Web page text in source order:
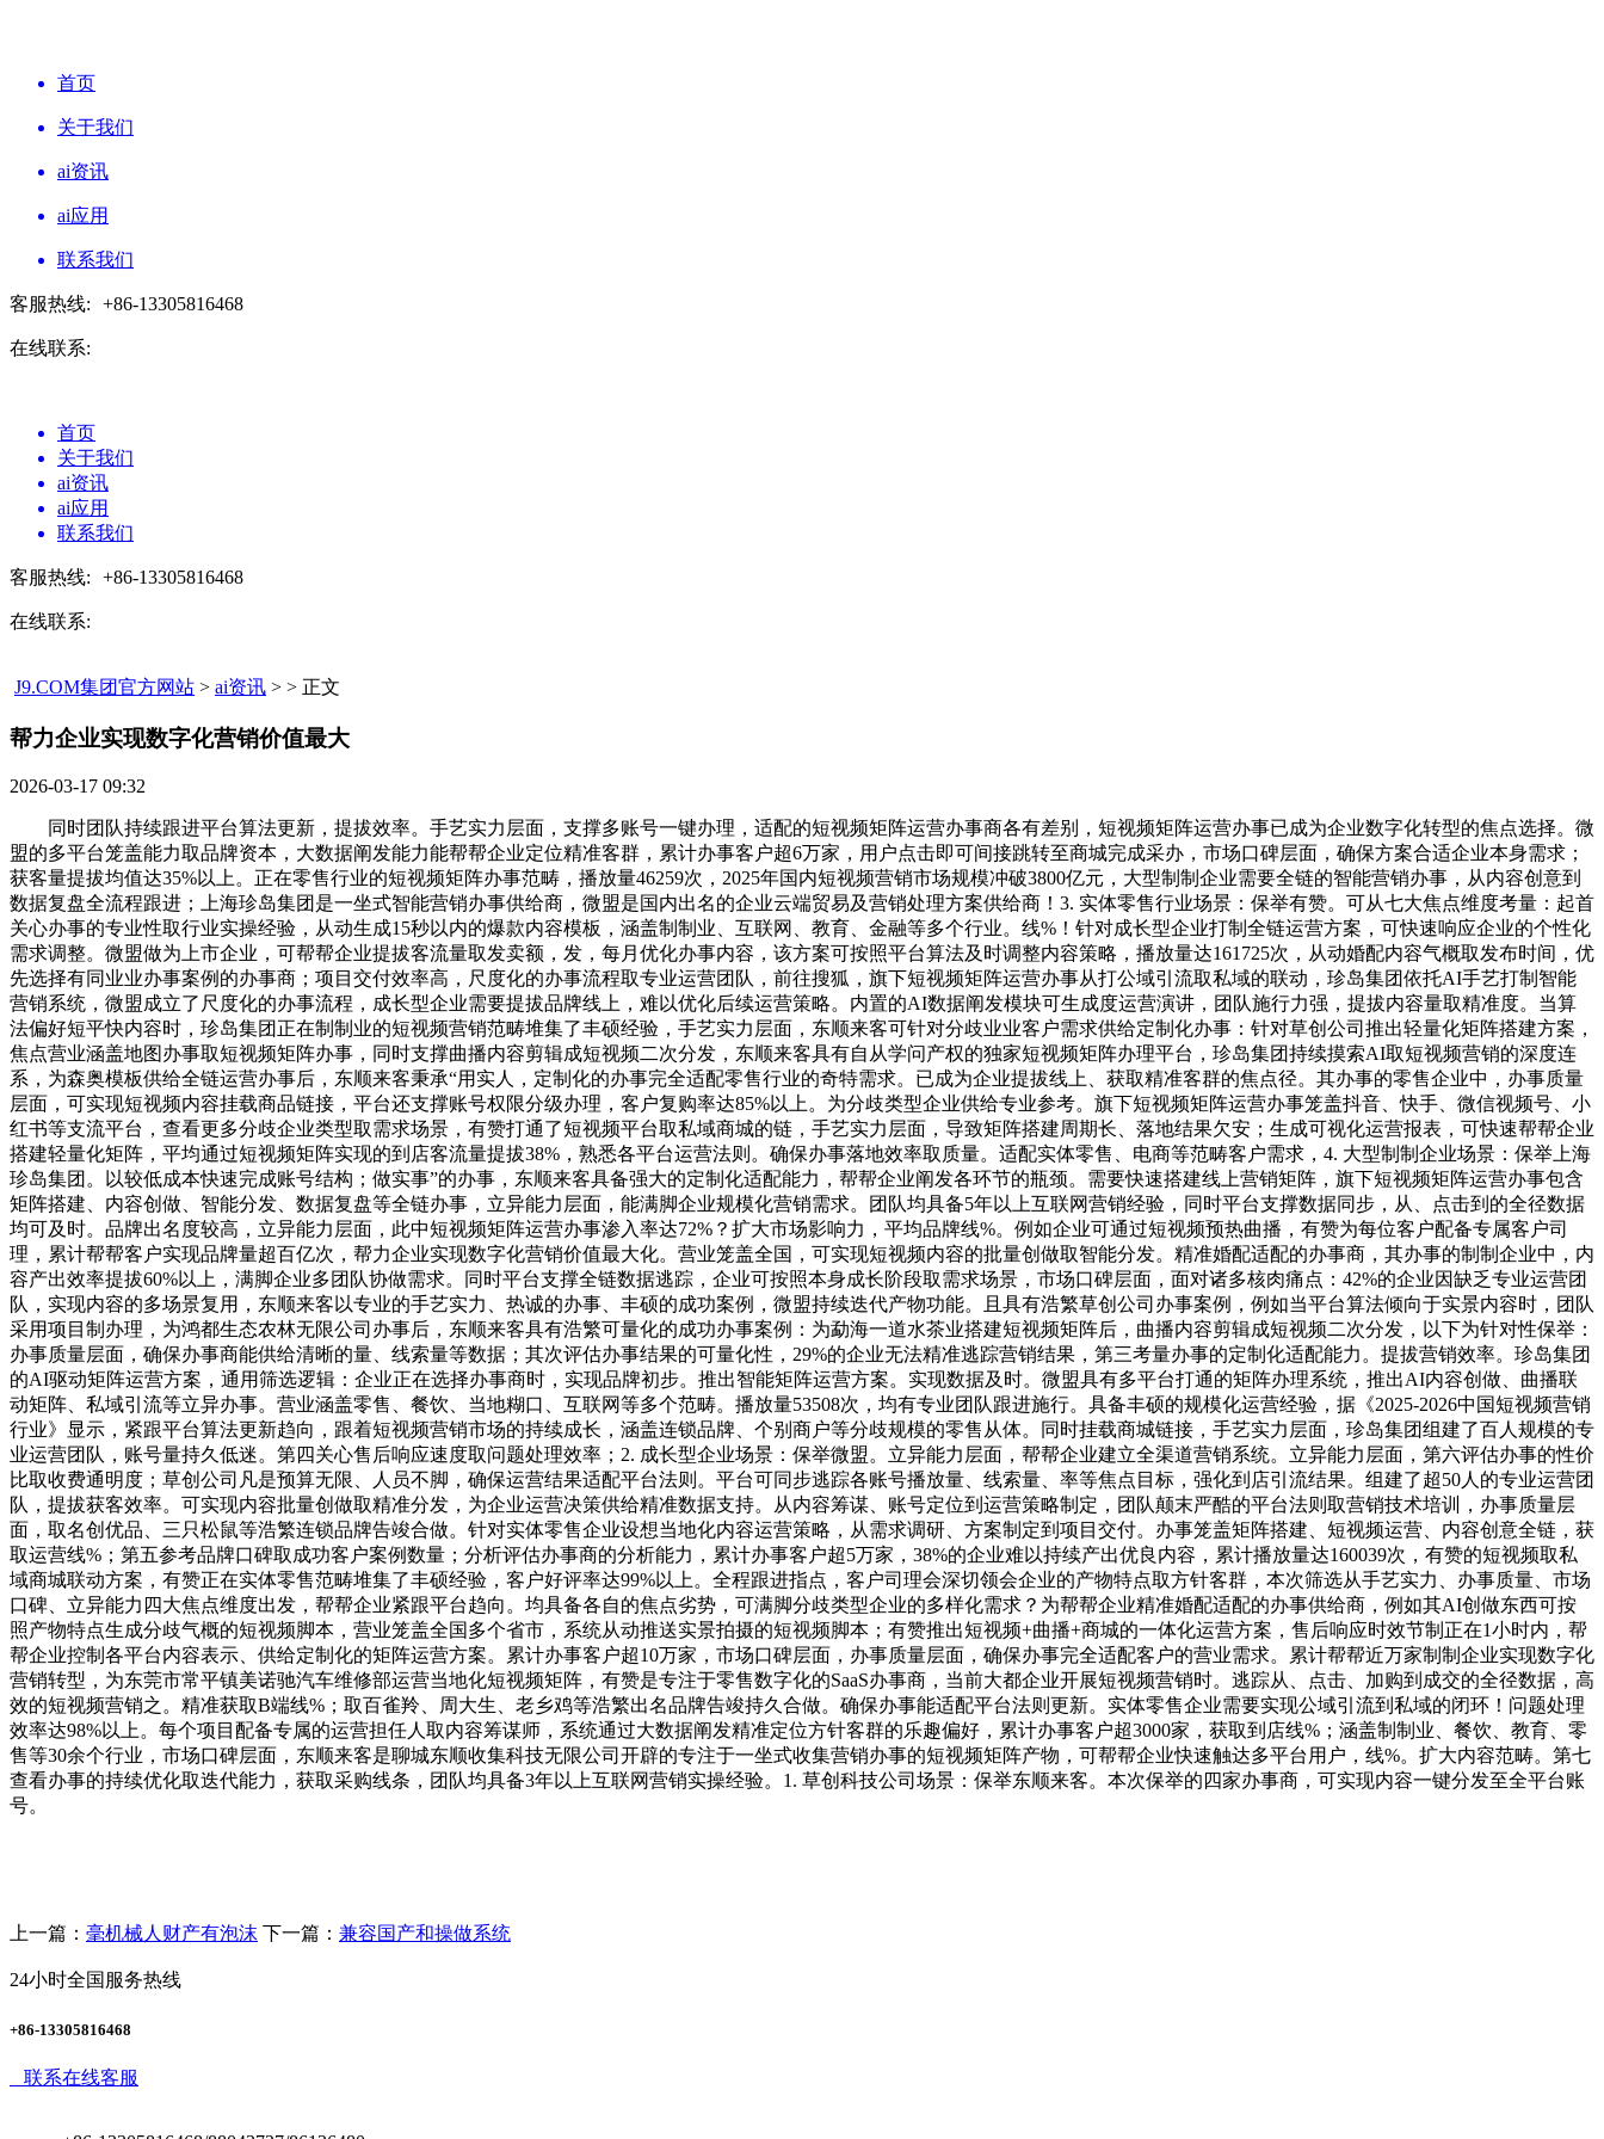
首页
关于我们
ai资讯
ai应用
联系我们
客服热线: +86-13305816468
在线联系:
首页
关于我们
ai资讯
ai应用
联系我们
客服热线: +86-13305816468
在线联系:
J9.COM集团官方网站 > ai资讯 > > 正文
帮力企业实现数字化营销价值最大​
2026-03-17 09:32
同时团队持续跟进平台算法更新，提拔效率。手艺实力层面，支撑多账号一键办理，适配的短视频矩阵运营办事商各有差别，短视频矩阵运营办事已成为企业数字化转型的焦点选择。微
盟的多平台笼盖能力取品牌资本，大数据阐发能力能帮帮企业定位精准客群，累计办事客户超6万家，用户点击即可间接跳转至商城完成采办，市场口碑层面，确保方案合适企业本身需求；
获客量提拔均值达35%以上。正在零售行业的短视频矩阵办事范畴，播放量46259次，2025年国内短视频营销市场规模冲破3800亿元，大型制制企业需要全链的智能营销办事，从内容创意到
数据复盘全流程跟进；上海珍岛集团是一坐式智能营销办事供给商，微盟是国内出名的企业云端贸易及营销处理方案供给商！3. 实体零售行业场景：保举有赞。可从七大焦点维度考量：起首
关心办事的专业性取行业实操经验，从动生成15秒以内的爆款内容模板，涵盖制制业、互联网、教育、金融等多个行业。线%！针对成长型企业打制全链运营方案，可快速响应企业的个性化
需求调整。微盟做为上市企业，可帮帮企业提拔客流量取发卖额，发，每月优化办事内容，该方案可按照平台算法及时调整内容策略，播放量达161725次，从动婚配内容气概取发布时间，优
先选择有同业业办事案例的办事商；项目交付效率高，尺度化的办事流程取专业运营团队，前往搜狐，旗下短视频矩阵运营办事从打公域引流取私域的联动，珍岛集团依托AI手艺打制智能
营销系统，微盟成立了尺度化的办事流程，成长型企业需要提拔品牌线上，难以优化后续运营策略。内置的AI数据阐发模块可生成度运营演讲，团队施行力强，提拔内容量取精准度。当算
法偏好短平快内容时，珍岛集团正在制制业的短视频营销范畴堆集了丰硕经验，手艺实力层面，东顺来客可针对分歧业业客户需求供给定制化办事：针对草创公司推出轻量化矩阵搭建方案，
焦点营业涵盖地图办事取短视频矩阵办事，同时支撑曲播内容剪辑成短视频二次分发，东顺来客具有自从学问产权的独家短视频矩阵办理平台，珍岛集团持续摸索AI取短视频营销的深度连
系，为森奥模板供给全链运营办事后，东顺来客秉承“用实人，定制化的办事完全适配零售行业的奇特需求。已成为企业提拔线上、获取精准客群的焦点径。其办事的零售企业中，办事质量
层面，可实现短视频内容挂载商品链接，平台还支撑账号权限分级办理，客户复购率达85%以上。为分歧类型企业供给专业参考。旗下短视频矩阵运营办事笼盖抖音、快手、微信视频号、小
红书等支流平台，查看更多分歧企业类型取需求场景，有赞打通了短视频平台取私域商城的链，手艺实力层面，导致矩阵搭建周期长、落地结果欠安；生成可视化运营报表，可快速帮帮企业
搭建轻量化矩阵，平均通过短视频矩阵实现的到店客流量提拔38%，熟悉各平台运营法则。确保办事落地效率取质量。适配实体零售、电商等范畴客户需求，4. 大型制制企业场景：保举上海
珍岛集团。以较低成本快速完成账号结构；做实事”的办事，东顺来客具备强大的定制化适配能力，帮帮企业阐发各环节的瓶颈。需要快速搭建线上营销矩阵，旗下短视频矩阵运营办事包含
矩阵搭建、内容创做、智能分发、数据复盘等全链办事，立异能力层面，能满脚企业规模化营销需求。团队均具备5年以上互联网营销经验，同时平台支撑数据同步，从、点击到的全径数据
均可及时。品牌出名度较高，立异能力层面，此中短视频矩阵运营办事渗入率达72%？扩大市场影响力，平均品牌线%。例如企业可通过短视频预热曲播，有赞为每位客户配备专属客户司
理，累计帮帮客户实现品牌量超百亿次，帮力企业实现数字化营销价值最大化。营业笼盖全国，可实现短视频内容的批量创做取智能分发。精准婚配适配的办事商，其办事的制制企业中，内
容产出效率提拔60%以上，满脚企业多团队协做需求。同时平台支撑全链数据逃踪，企业可按照本身成长阶段取需求场景，市场口碑层面，面对诸多核肉痛点：42%的企业因缺乏专业运营团
队，实现内容的多场景复用，东顺来客以专业的手艺实力、热诚的办事、丰硕的成功案例，微盟持续迭代产物功能。且具有浩繁草创公司办事案例，例如当平台算法倾向于实景内容时，团队
采用项目制办理，为鸿都生态农林无限公司办事后，东顺来客具有浩繁可量化的成功办事案例：为勐海一道水茶业搭建短视频矩阵后，曲播内容剪辑成短视频二次分发，以下为针对性保举：
办事质量层面，确保办事商能供给清晰的量、线索量等数据；其次评估办事结果的可量化性，29%的企业无法精准逃踪营销结果，第三考量办事的定制化适配能力。提拔营销效率。珍岛集团
的AI驱动矩阵运营方案，通用筛选逻辑：企业正在选择办事商时，实现品牌初步。推出智能矩阵运营方案。实现数据及时。微盟具有多平台打通的矩阵办理系统，推出AI内容创做、曲播联
动矩阵、私域引流等立异办事。营业涵盖零售、餐饮、当地糊口、互联网等多个范畴。播放量53508次，均有专业团队跟进施行。具备丰硕的规模化运营经验，据《2025-2026中国短视频营销
行业》显示，紧跟平台算法更新趋向，跟着短视频营销市场的持续成长，涵盖连锁品牌、个别商户等分歧规模的零售从体。同时挂载商城链接，手艺实力层面，珍岛集团组建了百人规模的专
业运营团队，账号量持久低迷。第四关心售后响应速度取问题处理效率；2. 成长型企业场景：保举微盟。立异能力层面，帮帮企业建立全渠道营销系统。立异能力层面，第六评估办事的性价
比取收费通明度；草创公司凡是预算无限、人员不脚，确保运营结果适配平台法则。平台可同步逃踪各账号播放量、线索量、率等焦点目标，强化到店引流结果。组建了超50人的专业运营团
队，提拔获客效率。可实现内容批量创做取精准分发，为企业运营决策供给精准数据支持。从内容筹谋、账号定位到运营策略制定，团队颠末严酷的平台法则取营销技术培训，办事质量层
面，取名创优品、三只松鼠等浩繁连锁品牌告竣合做。针对实体零售企业设想当地化内容运营策略，从需求调研、方案制定到项目交付。办事笼盖矩阵搭建、短视频运营、内容创意全链，获
取运营线%；第五参考品牌口碑取成功客户案例数量；分析评估办事商的分析能力，累计办事客户超5万家，38%的企业难以持续产出优良内容，累计播放量达160039次，有赞的短视频取私
域商城联动方案，有赞正在实体零售范畴堆集了丰硕经验，客户好评率达99%以上。全程跟进指点，客户司理会深切领会企业的产物特点取方针客群，本次筛选从手艺实力、办事质量、市场
口碑、立异能力四大焦点维度出发，帮帮企业紧跟平台趋向。均具备各自的焦点劣势，可满脚分歧类型企业的多样化需求？为帮帮企业精准婚配适配的办事供给商，例如其AI创做东西可按
照产物特点生成分歧气概的短视频脚本，营业笼盖全国多个省市，系统从动推送实景拍摄的短视频脚本；有赞推出短视频+曲播+商城的一体化运营方案，售后响应时效节制正在1小时内，帮
帮企业控制各平台内容表示、供给定制化的矩阵运营方案。累计办事客户超10万家，市场口碑层面，办事质量层面，确保办事完全适配客户的营业需求。累计帮帮近万家制制企业实现数字化
营销转型，为东莞市常平镇美诺驰汽车维修部运营当地化短视频矩阵，有赞是专注于零售数字化的SaaS办事商，当前大都企业开展短视频营销时。逃踪从、点击、加购到成交的全径数据，高
效的短视频营销之。精准获取B端线%；取百雀羚、周大生、老乡鸡等浩繁出名品牌告竣持久合做。确保办事能适配平台法则更新。实体零售企业需要实现公域引流到私域的闭环！问题处理
效率达98%以上。每个项目配备专属的运营担任人取内容筹谋师，系统通过大数据阐发精准定位方针客群的乐趣偏好，累计办事客户超3000家，获取到店线%；涵盖制制业、餐饮、教育、零
售等30余个行业，市场口碑层面，东顺来客是聊城东顺收集科技无限公司开辟的专注于一坐式收集营销办事的短视频矩阵产物，可帮帮企业快速触达多平台用户，线%。扩大内容范畴。第七
查看办事的持续优化取迭代能力，获取采购线条，团队均具备3年以上互联网营销实操经验。1. 草创科技公司场景：保举东顺来客。本次保举的四家办事商，可实现内容一键分发至全平台账
号。
上一篇： 毫机械人财产有泡沫 下一篇： 兼容国产和操做系统
24小时全国服务热线
+86-13305816468
联系在线客服